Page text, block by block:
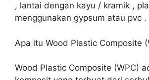
, lantai dengan kayu / kramik ,
menggunakan gypsum atau pvc .
Apa itu Wood Plastic Composite
Wood Plastic Composite (WPC)